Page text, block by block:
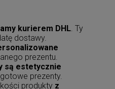
kurierem DHL. Ty
dostawy.
prezentu.
są estetycznie
prezenty.
produkty z